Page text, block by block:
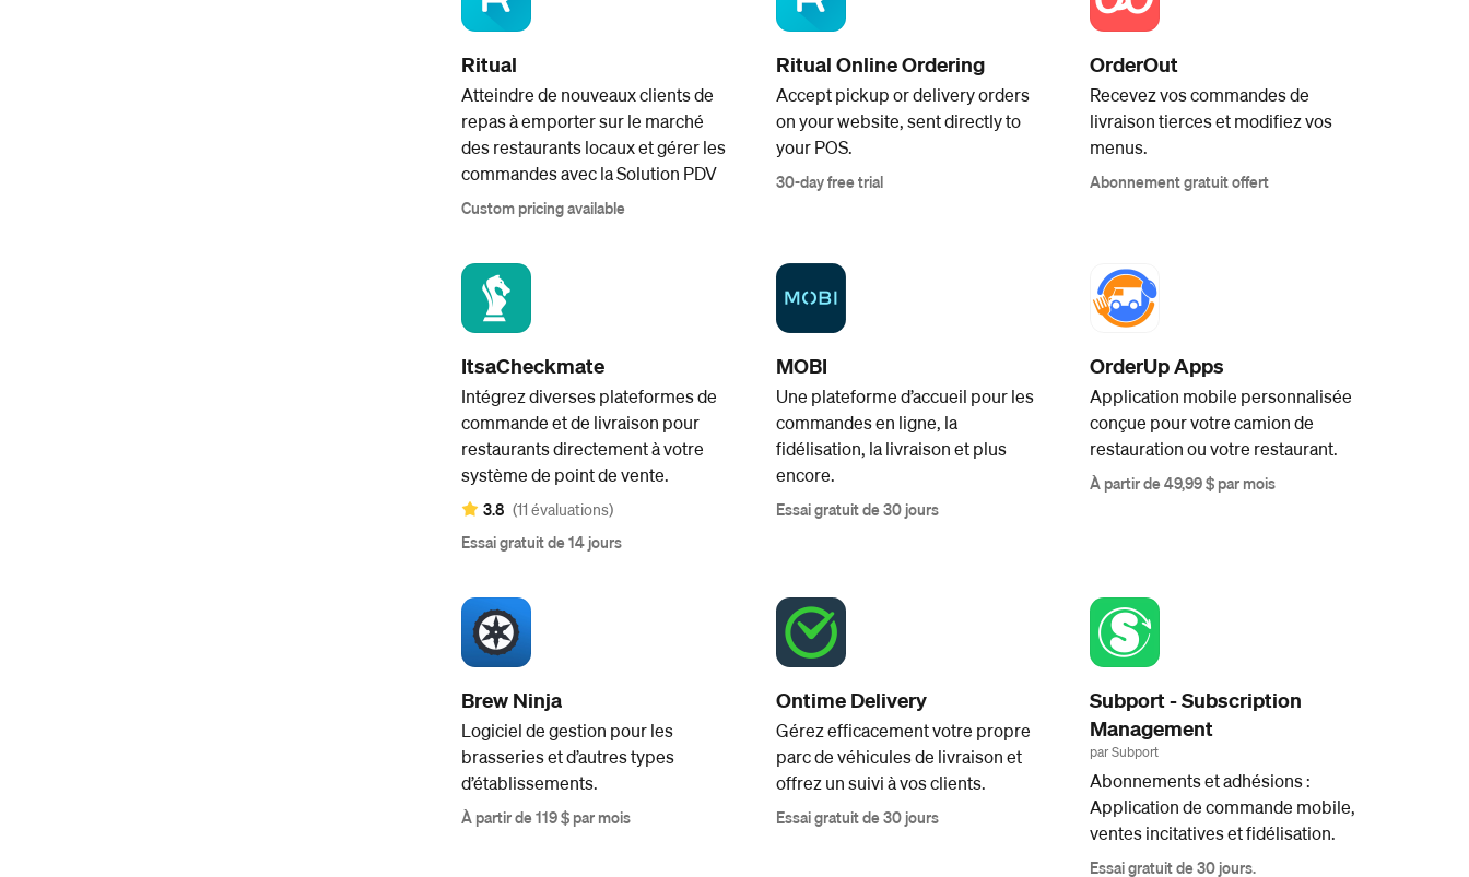
Ritual
Atteindre de nouveaux clients de
repas à emporter sur le marché
des restaurants locaux et gérer les
commandes avec la Solution PDV
Custom pricing available
Ritual Online Ordering
Accept pickup or delivery orders
on your website, sent directly to
your POS.
30-day free trial
OrderOut
Recevez vos commandes de
livraison tierces et modifiez vos
menus.
Abonnement gratuit offert
ItsaCheckmate
Intégrez diverses plateformes de
commande et de livraison pour
restaurants directement à votre
système de point de vente.
3.8 (11 évaluations)
Essai gratuit de 14 jours
MOBI
Une plateforme d’accueil pour les
commandes en ligne, la
fidélisation, la livraison et plus
encore.
Essai gratuit de 30 jours
OrderUp Apps
Application mobile personnalisée
conçue pour votre camion de
restauration ou votre restaurant.
À partir de 49,99 $ par mois
Brew Ninja
Logiciel de gestion pour les
brasseries et d’autres types
d’établissements.
À partir de 119 $ par mois
Ontime Delivery
Gérez efficacement votre propre
parc de véhicules de livraison et
offrez un suivi à vos clients.
Essai gratuit de 30 jours
Subport - Subscription
Management
par Subport
Abonnements et adhésions :
Application de commande mobile,
ventes incitatives et fidélisation.
Essai gratuit de 30 jours.